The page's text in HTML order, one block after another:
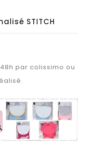
STITCH
par colissimo ou